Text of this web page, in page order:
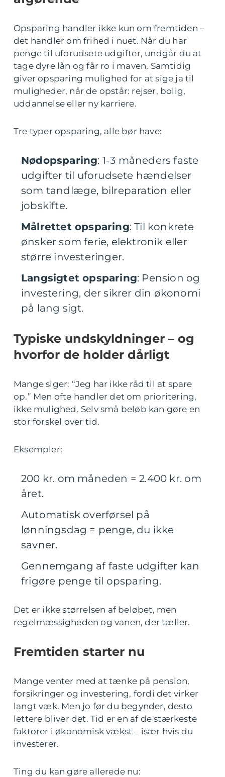
Opsparing handler ikke kun om fremtiden –
det handler om frihed i nuet. Når du har
penge til uforudsete udgifter, undgår du at
tage dyre lån og får ro i maven. Samtidig
giver opsparing mulighed for at sige ja til
muligheder, når de opstår: rejser, bolig,
uddannelse eller ny karriere.
Tre typer opsparing, alle bør have:
Nødopsparing: 1-3 måneders faste
udgifter til uforudsete hændelser
som tandlæge, bilreparation eller
jobskifte.
Målrettet opsparing: Til konkrete
ønsker som ferie, elektronik eller
større investeringer.
Langsigtet opsparing: Pension og
investering, der sikrer din økonomi
på lang sigt.
Typiske undskyldninger – og
hvorfor de holder dårligt
Mange siger: “Jeg har ikke råd til at spare
op.” Men ofte handler det om prioritering,
ikke mulighed. Selv små beløb kan gøre en
stor forskel over tid.
Eksempler:
200 kr. om måneden = 2.400 kr. om
året.
Automatisk overførsel på
lønningsdag = penge, du ikke
savner.
Gennemgang af faste udgifter kan
frigøre penge til opsparing.
Det er ikke størrelsen af beløbet, men
regelmæssigheden og vanen, der tæller.
Fremtiden starter nu
Mange venter med at tænke på pension,
forsikringer og investering, fordi det virker
langt væk. Men jo før du begynder, desto
lettere bliver det. Tid er en af de stærkeste
faktorer i økonomisk vækst – især hvis du
investerer.
Ting du kan gøre allerede nu: